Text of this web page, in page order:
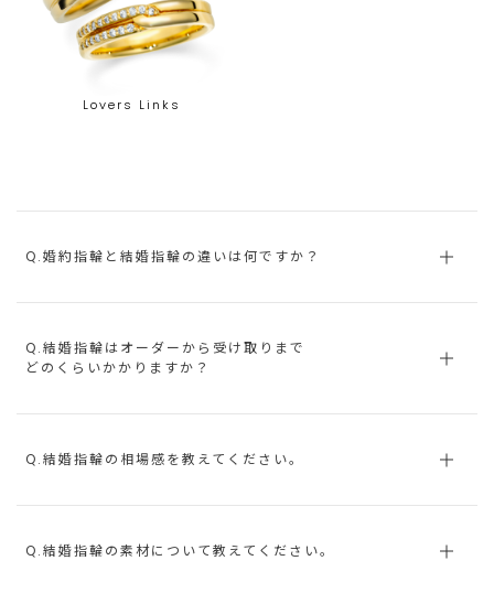
Lovers Links
Q.婚約指輪と結婚指輪の違いは何ですか？
Q.結婚指輪はオーダーから受け取りまで
どのくらいかかりますか？
Q.結婚指輪の相場感を教えてください。
Q.結婚指輪の素材について教えてください。